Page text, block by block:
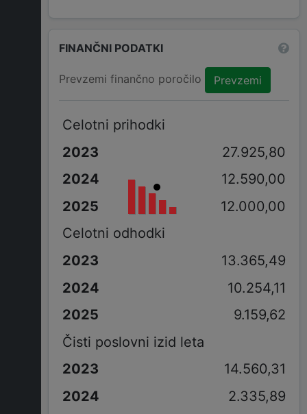
FINANČNI PODATKI
Prevzemi finančno poročilo Prevzemi
Celotni prihodki
27.925,80
12.590,00
12.000,00
Celotni odhodki
13.365,49
10.254,11
9.159,62
Čisti poslovni izid leta
14.560,31
2.335,89